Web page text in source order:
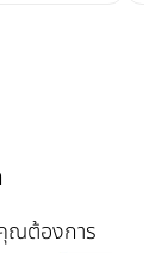
ณต้องการ